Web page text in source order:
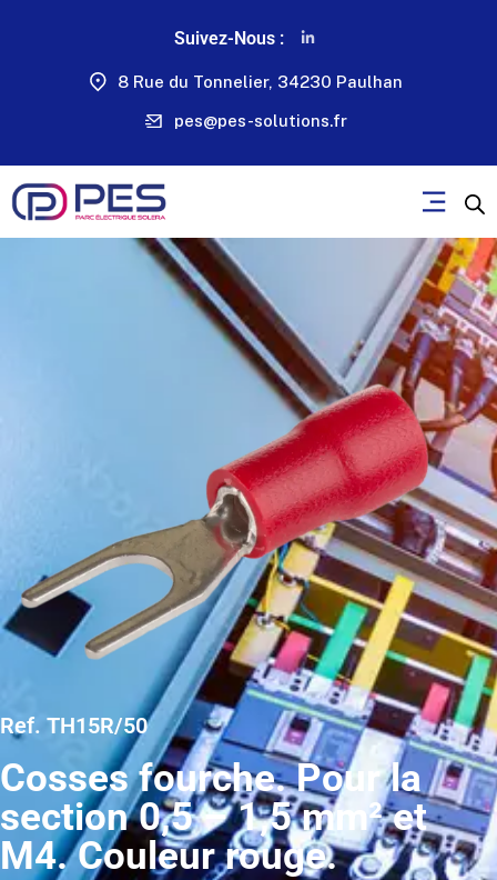
Suivez-Nous :
8 Rue du Tonnelier, 34230 Paulhan
pes@pes-solutions.fr
Ref. TH15R/50
Cosses fourche. Pour la
section 0,5 – 1,5 mm² et
M4. Couleur rouge.